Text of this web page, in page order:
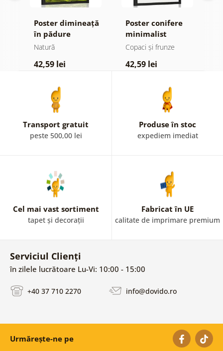
Poster dimineață
în pădure
Natură
42,59 lei
Poster conifere
minimalist
Copaci și frunze
42,59 lei
Transport gratuit
peste 500,00 lei
Produse în stoc
expediem imediat
Cel mai vast sortiment
tapet și decorații
Fabricat în UE
calitate de imprimare premium
Serviciul Clienți
în zilele lucrătoare Lu-Vi: 10:00 - 15:00
+40 37 710 2270 info@dovido.ro
Urmărește-ne pe